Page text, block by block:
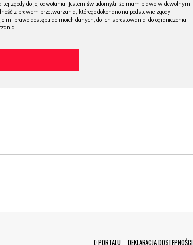
zgody do jej odwołania. Jestem świadomy/a, że mam prawo w dowolnym
z prawem przetwarzania, którego dokonano na podstawie zgody
mi prawo dostępu do moich danych, do ich sprostowania, do ograniczenia
O PORTALU DEKLARACJA DOSTĘPNOŚCI